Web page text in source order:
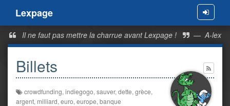
Menu
Lexpage
Il ne faut pas mettre la charrue avant Lexpage ! —A-lex
Billets
crowdfunding, indiegogo, sauver, dette, grèce,
argent, milliard, euro, europe, banque